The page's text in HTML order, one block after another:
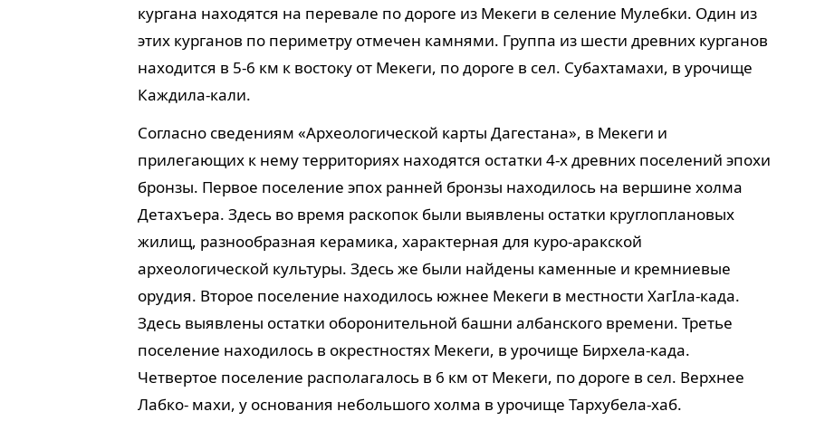
кургана находятся на перевале по дороге из Мекеги в селение Мулебки. Один из
этих курганов по периметру отмечен камнями. Группа из шести древних курганов
находится в 5-6 км к востоку от Мекеги, по дороге в сел. Субахтамахи, в урочище
Каждила-кали.
Согласно сведениям «Археологической карты Дагестана», в Мекеги и
прилегающих к нему территориях находятся остатки 4-х древних поселений эпохи
бронзы. Первое поселение эпох ранней бронзы находилось на вершине холма
Детахъера. Здесь во время раскопок были выявлены остатки круглоплановых
жилищ, разнообразная керамика, характерная для куро-аракской
археологической культуры. Здесь же были найдены каменные и кремниевые
орудия. Второе поселение находилось южнее Мекеги в местности ХагIла-када.
Здесь выявлены остатки оборонительной башни албанского времени. Третье
поселение находилось в окрестностях Мекеги, в урочище Бирхела-када.
Четвертое поселение располагалось в 6 км от Мекеги, по дороге в сел. Верхнее
Лабко- махи, у основания небольшого холма в урочище Тархубела-хаб.